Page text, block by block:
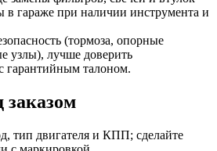
в гараже при наличии инструмента и
(тормоза, опорные
узлы), лучше доверить
гарантийным талоном.
заказом
тип двигателя и КПП; сделайте